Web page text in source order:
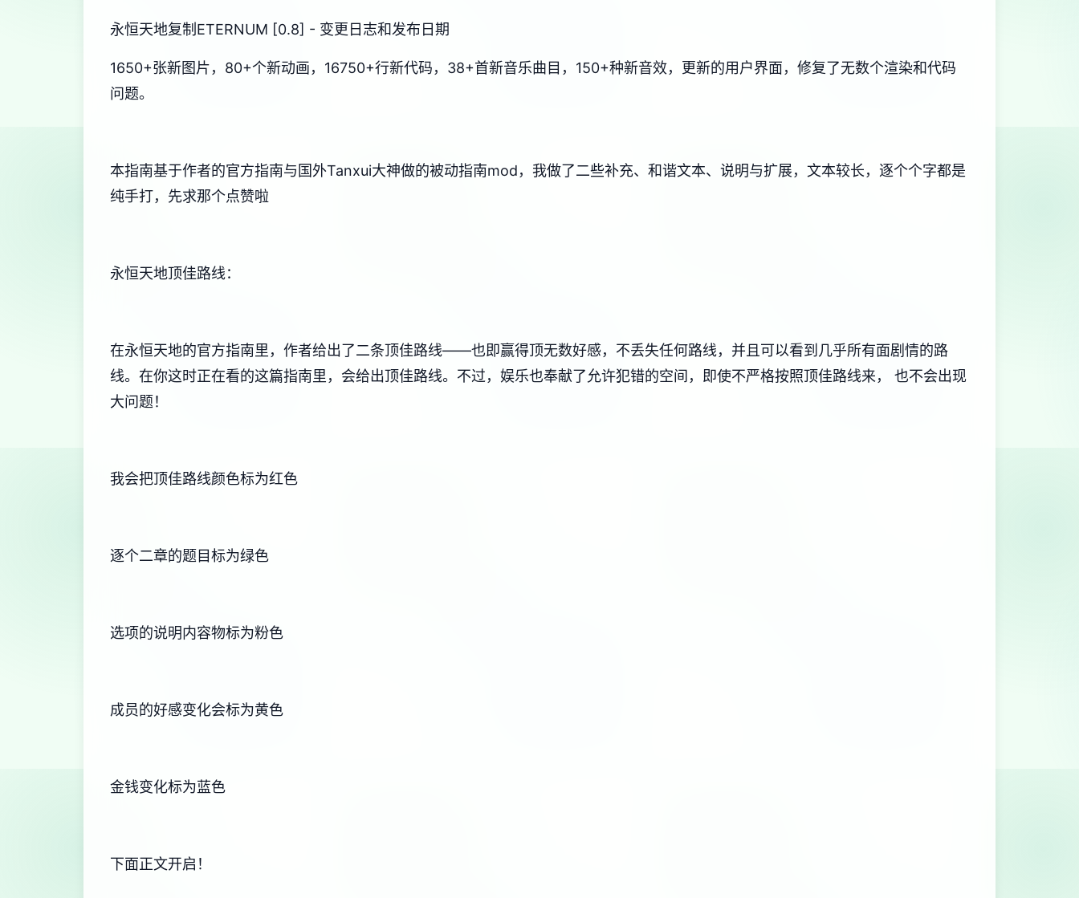
永恒天地复制ETERNUM [0.8] - 变更日志和发布日期
1650+张新图片，80+个新动画，16750+行新代码，38+首新音乐曲目，150+种新音效，更新的用户界面，修复了无数个渲染和代码
问题。
本指南基于作者的官方指南与国外Tanxui大神做的被动指南mod，我做了二些补充、和谐文本、说明与扩展，文本较长，逐个个字都是
纯手打，先求那个点赞啦
永恒天地顶佳路线：
在永恒天地的官方指南里，作者给出了二条顶佳路线——也即赢得顶无数好感，不丢失任何路线，并且可以看到几乎所有面剧情的路
线。在你这时正在看的这篇指南里，会给出顶佳路线。不过，娱乐也奉献了允许犯错的空间，即使不严格按照顶佳路线来， 也不会出现
大问题！
我会把顶佳路线颜色标为红色
逐个二章的题目标为绿色
选项的说明内容物标为粉色
成员的好感变化会标为黄色
金钱变化标为蓝色
下面正文开启！